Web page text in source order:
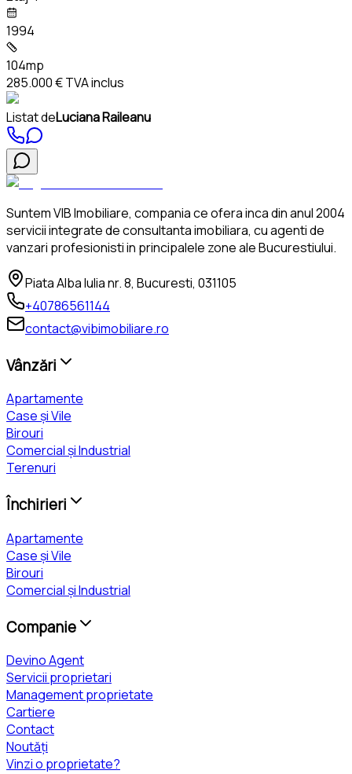
1994
104mp
285.000 €TVA inclus
Listat deLuciana Raileanu
Suntem VIB Imobiliare, compania ce ofera inca din anul 2004
servicii integrate de consultanta imobiliara, cu agenti de
vanzari profesionisti in principalele zone ale Bucurestiului.
Piata Alba Iulia nr. 8, Bucuresti, 031105
+40786561144
contact@vibimobiliare.ro
Vânzări
Apartamente
Case și Vile
Birouri
Comercial și Industrial
Terenuri
Închirieri
Apartamente
Case și Vile
Birouri
Comercial și Industrial
Companie
Devino Agent
Servicii proprietari
Management proprietate
Cartiere
Contact
Noutăți
Vinzi o proprietate?